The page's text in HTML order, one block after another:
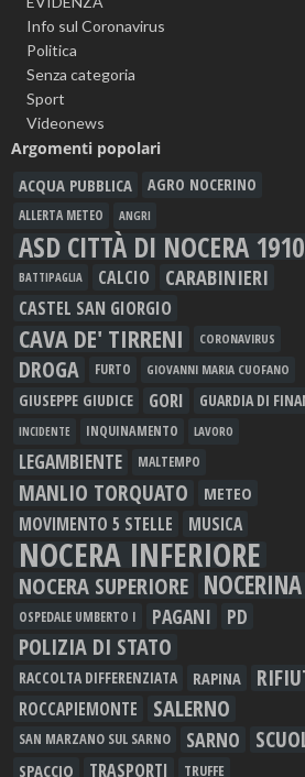
Info sul Coronavirus
Politica
Senza categoria
Sport
Videonews
Argomenti popolari
ACQUA PUBBLICA AGRO NOCERINO
ALLERTA METEO ANGRI
ASD CITTÀ DI NOCERA 1910
BATTIPAGLIA CALCIO CARABINIERI
CASTEL SAN GIORGIO
CAVA DE' TIRRENI CORONAVIRUS
DROGA FURTO GIOVANNI MARIA CUOFANO
GIUSEPPE GIUDICE GORI GUARDIA DI
INCIDENTE INQUINAMENTO LAVORO
LEGAMBIENTE MALTEMPO
MANLIO TORQUATO METEO
MOVIMENTO 5 STELLE MUSICA
NOCERA INFERIORE
NOCERA SUPERIORE NOCERINA
OSPEDALE UMBERTO I PAGANI PD
POLIZIA DI STATO
RACCOLTA DIFFERENZIATA RAPINA
ROCCAPIEMONTE SALERNO
SAN MARZANO SUL SARNO SARNO
SPACCIO TRASPORTI TRUFFE